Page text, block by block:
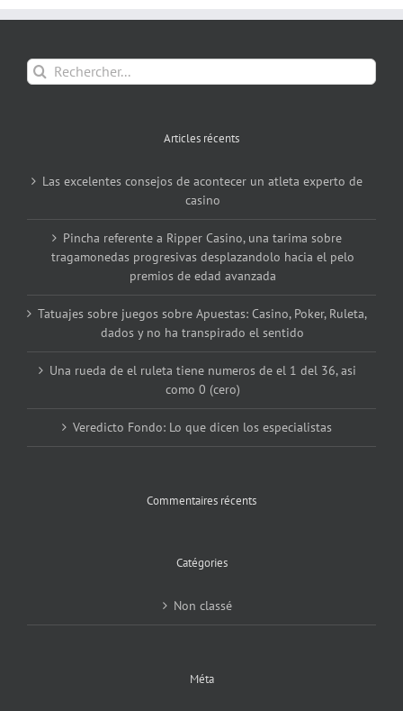
Rechercher:
Articles récents
Las excelentes consejos de acontecer un atleta experto de
casino
Pincha referente a Ripper Casino, una tarima sobre
tragamonedas progresivas desplazandolo hacia el pelo
premios de edad avanzada
Tatuajes sobre juegos sobre Apuestas: Casino, Poker, Ruleta,
dados y no ha transpirado el sentido
Una rueda de el ruleta tiene numeros de el 1 del 36, asi
como 0 (cero)
Veredicto Fondo: Lo que dicen los especialistas
Commentaires récents
Catégories
Non classé
Méta